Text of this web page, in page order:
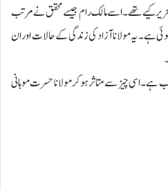
کیے تھے۔ اسے مالک رام جیسے محقق نے مرتب
ہے۔ یہ مولانا آزاد کی زندگی کے حالات اور ان
ہے۔ اسی چیز سے متاثر ہوکر مولانا حسرت موہانی